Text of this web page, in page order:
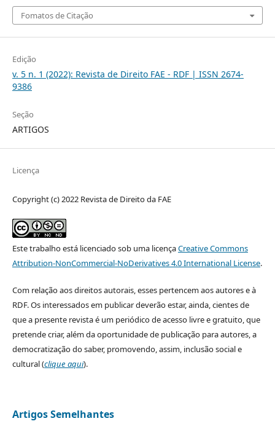
Fomatos de Citação
Edição
v. 5 n. 1 (2022): Revista de Direito FAE - RDF | ISSN 2674-
9386
Seção
ARTIGOS
Licença
Copyright (c) 2022 Revista de Direito da FAE
Este trabalho está licenciado sob uma licençaCreative Commons
Attribution-NonCommercial-NoDerivatives 4.0 International License.
Com relação aos direitos autorais, esses pertencem aos autores e à
RDF. Os interessados em publicar deverão estar, ainda, cientes de
que a presente revista é um periódico de acesso livre e gratuito, que
pretende criar, além da oportunidade de publicação para autores, a
democratização do saber, promovendo, assim, inclusão social e
cultural (clique aqui).
Artigos Semelhantes